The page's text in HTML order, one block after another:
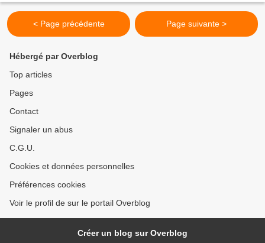
< Page précédente Page suivante >
Hébergé par Overblog
Top articles
Pages
Contact
Signaler un abus
C.G.U.
Cookies et données personnelles
Préférences cookies
Voir le profil de sur le portail Overblog
Créer un blog sur Overblog